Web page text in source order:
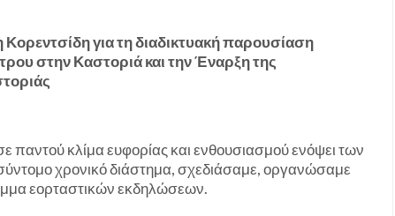
για τη διαδικτυακή παρουσίαση
στην Καστοριά και την Έναρξη της
παντού κλίμα ευφορίας και ενθουσιασμού ενόψει των
χρονικό διάστημα, σχεδιάσαμε, οργανώσαμε
εορταστικών εκδηλώσεων.